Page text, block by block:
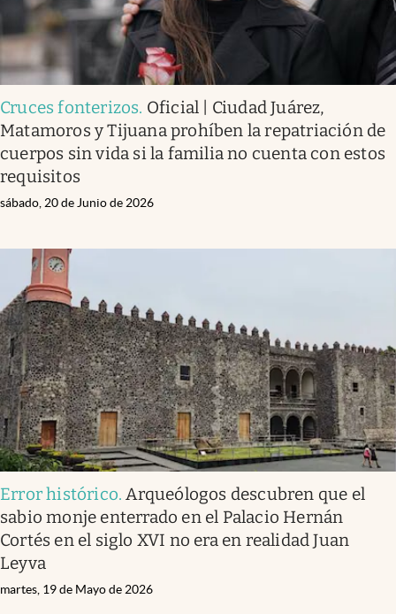
Cruces fonterizos. Oficial | Ciudad Juárez,
Matamoros y Tijuana prohíben la repatriación de
cuerpos sin vida si la familia no cuenta con estos
requisitos
sábado, 20 de Junio de 2026
Error histórico.Arqueólogos descubren que el
sabio monje enterrado en el Palacio Hernán
Cortés en el siglo XVI no era en realidad Juan
Leyva
martes, 19 de Mayo de 2026